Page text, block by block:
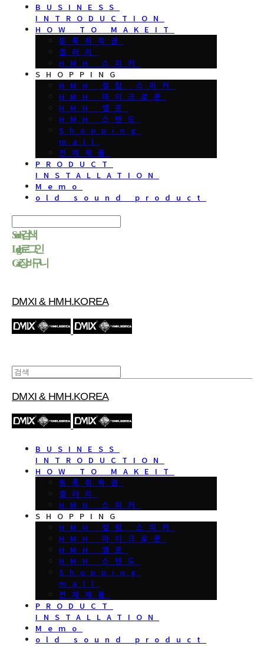
BUSINESS
INTRODUCTION
HOW TO MAKEIT
등록취득권
갤러리
HMH 스피커
SHOPPING
HMH 컬럼 스피커
HMH 마이크로폰
HMH 앰프
HMH 스텐드
Shopping
mall
전체제품
PRODUCT
INSTALLATION
Memo
old sound product
Search검색
Log In로그인
Cart장바구니
DMXI & HMH.KOREA
DMXI & HMH.KOREA
BUSINESS
INTRODUCTION
HOW TO MAKEIT
등록취득권
갤러리
HMH 스피커
SHOPPING
HMH 컬럼 스피커
HMH 마이크로폰
HMH 앰프
HMH 스텐드
Shopping
mall
전체제품
PRODUCT
INSTALLATION
Memo
old sound product